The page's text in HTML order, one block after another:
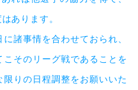
あります。
諸事情を合わせておられ、
そのリーグ戦であることを
りの日程調整をお願いいた